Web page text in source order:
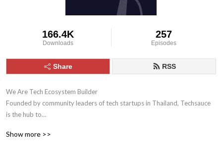
166.4K
Downloads
257
Episodes
Share RSS
We Are Tech Ecosystem Builder
Founded by community leaders of tech startups in Thailand, Techsauce
is the hub to
networks.
Show more >>